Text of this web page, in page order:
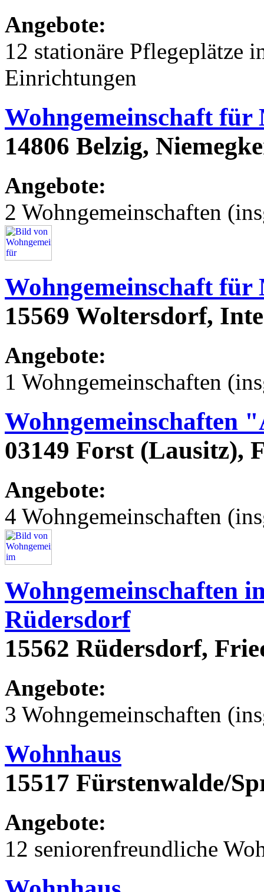
Angebote:
12 stationäre Pflegeplätze
Einrichtungen
Wohngemeinschaft für
14806 Belzig,
Angebote:
2 Wohngemeinschaften
Wohngemeinschaft für
15569 Woltersdorf,
Angebote:
1 Wohngemeinschaften
Wohngemeinschaften
03149 Forst (Lausitz),
Angebote:
4 Wohngemeinschaften
Wohngemeinschaften
Rüdersdorf
15562 Rüdersdorf,
Angebote:
3 Wohngemeinschaften
Wohnhaus
15517 Fürstenwalde/
Angebote:
12 seniorenfreundliche